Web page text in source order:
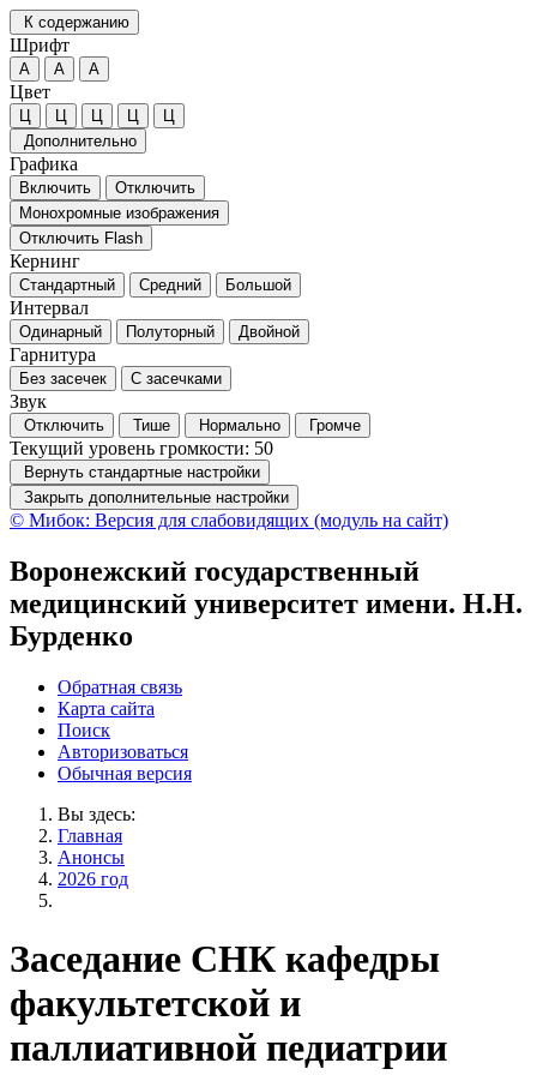
К содержанию
Шрифт
А А А
Цвет
Ц Ц Ц Ц
Ц
Дополнительно
Графика
Включить
Отключить
Монохромные изображения
Отключить Flash
Кернинг
Стандартный Средний Большой
Интервал
Одинарный Полуторный Двойной
Гарнитура
Без засечек С засечками
Звук
Отключить Тише Нормально Громче
Текущий уровень громкости: 50
Вернуть стандартные настройки
Закрыть дополнительные настройки
© Мибок: Версия для слабовидящих (модуль на сайт)
Воронежский государственный
медицинский университет имени. Н.Н.
Бурденко
Обратная связь
Карта сайта
Поиск
Авторизоваться
Обычная версия
Вы здесь:
Главная
Анонсы
2026 год
Заседание СНК кафедры
факультетской и
паллиативной педиатрии